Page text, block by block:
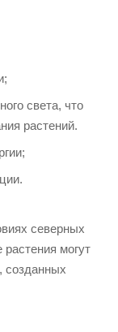
света, что
растений.
северных
растения могут
созданных